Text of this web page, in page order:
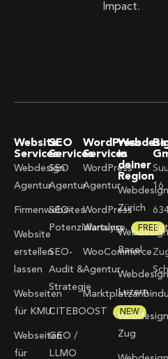
Impact.
Website
Services
Webdesign
Agentur
Firmenwebsites
Website
erstellen
lassen
Webseiten
für KMU
Webseiten
für
SEO
Services
SEO
Agentur
SEO-
Potenzialanalyse
FREE
SEO-
Audit &
Strategie
CITEBOOST NEW
GEO /
LLMO
WordPress
Services
WordPress
Agentur
WordPress
Wartung
WooCommerce
Agentur
in
deiner
Region
Webdesign
Zürich
Webdesign
Basel
Webdesign
Luzern
Webdesign
Zug
16